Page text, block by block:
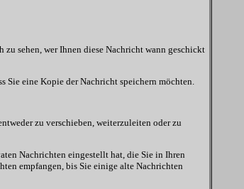
zu sehen, wer Ihnen diese Nachricht wann geschickt
Sie eine Kopie der Nachricht speichern möchten.
zu verschieben, weiterzuleiten oder zu
Nachrichten eingestellt hat, die Sie in Ihren
empfangen, bis Sie einige alte Nachrichten